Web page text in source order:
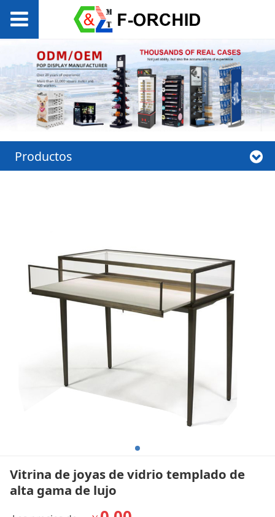
Productos
alta gama de lujo
Vitrina de joyas de vidrio templado de
alta gama de lujo